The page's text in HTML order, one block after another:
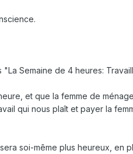
Semaine de 4 heures:
et que la femme de
qui nous plaît et payer la
soi-même plus heureux, en